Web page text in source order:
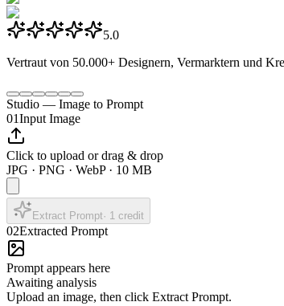
5.0
Vertraut von 50.000+ Designern, Vermarktern und
Studio — Image to Prompt
01Input Image
Click to upload or drag & drop
JPG · PNG · WebP · 10 MB
Extract Prompt· 1 credit
02Extracted Prompt
Prompt appears here
Awaiting analysis
Upload an image, then click Extract Prompt.